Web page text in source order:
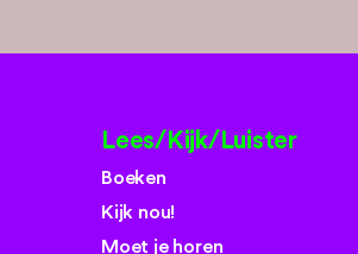
Lees/Kijk/Luister
Boeken
Kijk nou!
Moet je horen